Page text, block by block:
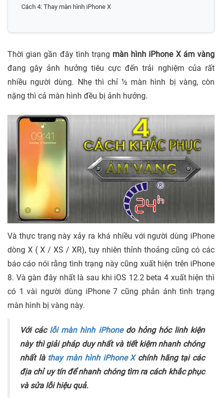
Cách 4: Thay màn hình iPhone X
Thời gian gần đây tình trạng màn hình iPhone X ám vàng
đang gây ảnh hưởng tiêu cực đến trải nghiệm của rất
nhiều người dùng. Nhẹ thì chỉ ½ màn hình bị vàng, còn
nặng thì cả màn hình đều bị ảnh hưởng.
Và thực trạng này xảy ra khá nhiều với người dùng iPhone
dòng X ( X / XS / XR), tuy nhiên thỉnh thoảng cũng có các
báo cáo nói rằng tình trạng này cũng xuất hiện trên iPhone
8. Và gàn đây nhất là sau khi iOS 12.2 beta 4 xuất hiện thì
có 1 vài người dùng iPhone 7 cũng phản ánh tình trạng
màn hình bị vàng này.
Với các lỗi màn hình iPhonedo hỏng hóc linh kiện
này thì giải pháp duy nhất và tiết kiệm nhanh chóng
nhất là thay màn hình iPhone Xchính hãng tại các
địa chỉ uy tín để nhanh chóng tìm ra cách khắc phục
và sửa lỗi hiệu quả.